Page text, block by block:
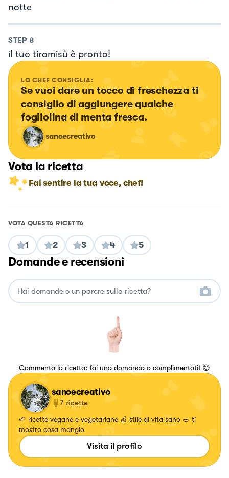
notte
STEP 8
il tuo tiramisù è pronto!
LO CHEF CONSIGLIA:
Se vuoi dare un tocco di freschezza ti
consiglio di aggiungere qualche
fogliolina di menta fresca.
sanoecreativo
Vota la ricetta
Fai sentire la tua voce, chef!
VOTA QUESTA RICETTA
1 2 3 4 5
Domande e recensioni
Commenta la ricetta: fai una domanda o complimentati! 😋
sanoecreativo
7 ricette
🌱 ricette vegane e vegetariane 🍏 stile di vita sano 🥗 ti
mostro cosa mangio
Visita il profilo